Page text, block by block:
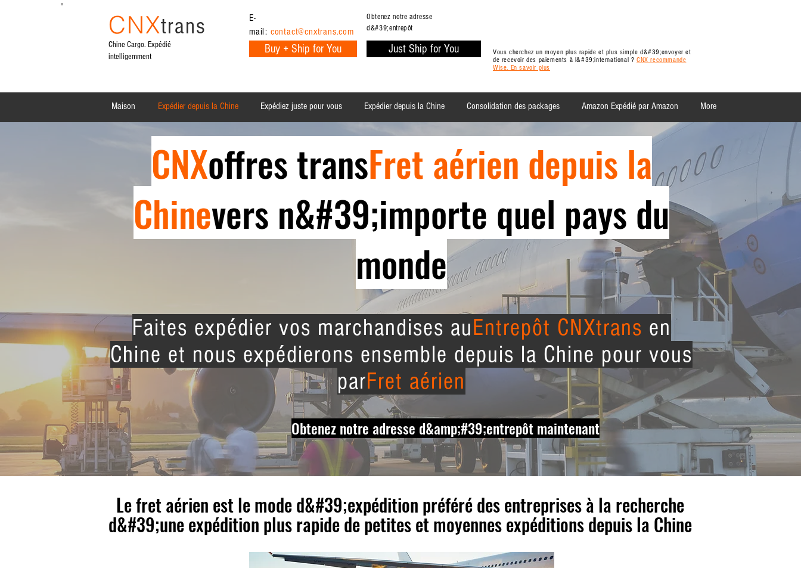
CNXtrans
Chine Cargo. Expédié
intelligemment
E-
mail: contact@cnxtrans.com
Buy + Ship for You
Obtenez notre adresse
d&#39;entrepôt
Just Ship for You
Vous cherchez un moyen plus rapide et plus simple d&#39;envoyer et
de recevoir des paiements à l&#39;international ?CNX recommande
Wise. En savoir plus
Maison Expédier depuis la Chine Expédiez juste pour vous Expédier depuis la Chine Consolidation des packages Amazon Expédié par Amazon More
CNXoffres transFret aérien depuis la
Chinevers n&#39;importe quel pays du
monde
Faites expédier vos marchandises auEntrepôt CNXtrans en
Chine et nous expédierons ensemble depuis la Chine pour vous
parFret aérien
Obtenez notre adresse d&amp;#39;entrepôt maintenant
Le fret aérien est le mode d&#39;expédition préféré des entreprises à la recherche
d&#39;une expédition plus rapide de petites et moyennes expéditions depuis la Chine